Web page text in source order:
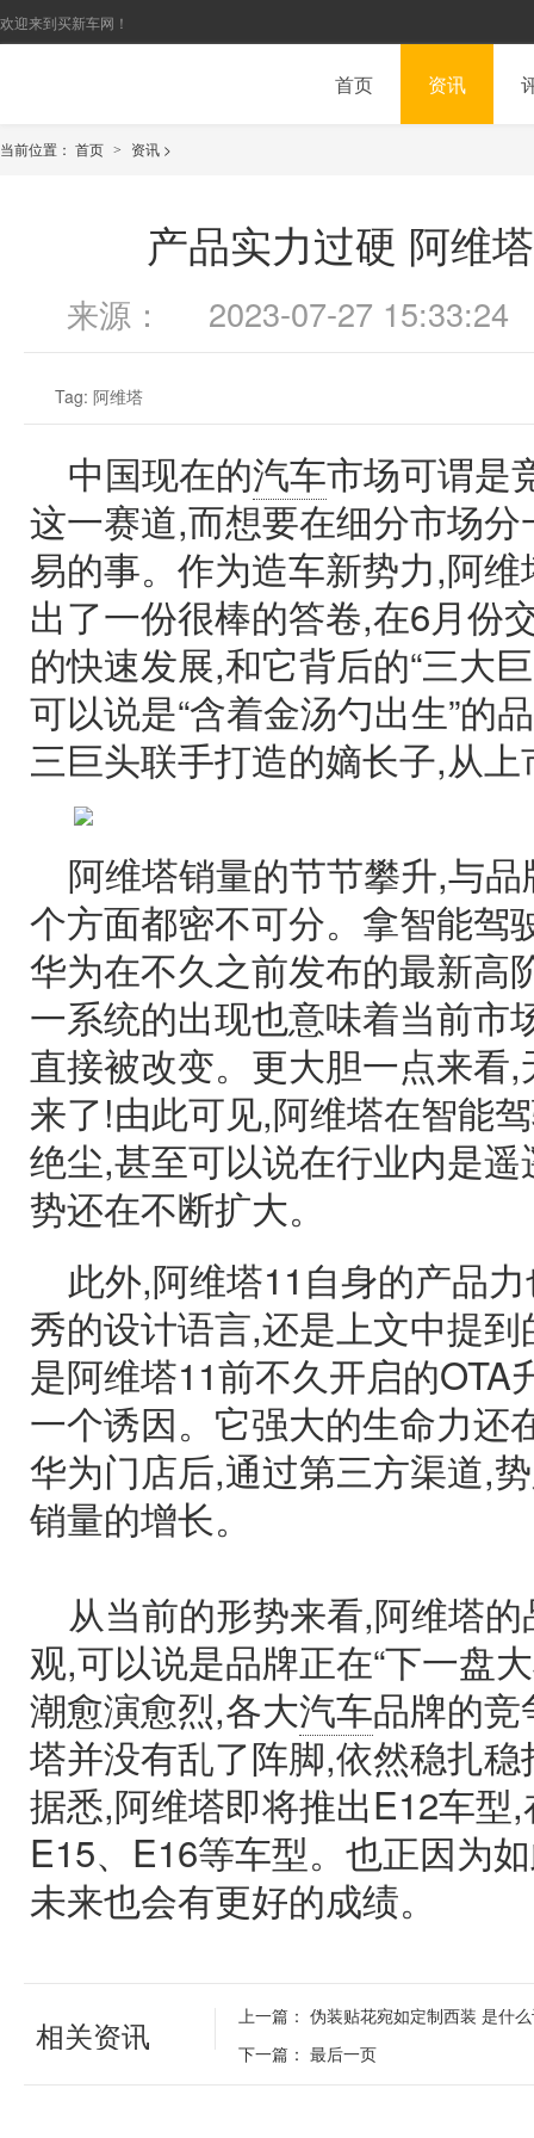
欢迎来到买新车网！
首页 资讯
当前位置： 首页 > 资讯 >
产品实力过硬 阿维
来源： 2023-07-27 15:33:24
Tag: 阿维塔
中国现在的汽车市场可谓是
这一赛道,而想要在细分市场
易的事。作为造车新势力,阿
出了一份很棒的答卷,在6月份
的快速发展,和它背后的“三大
可以说是“含着金汤勺出生”的
三巨头联手打造的嫡长子,从
阿维塔销量的节节攀升,与
个方面都密不可分。拿智能驾
华为在不久之前发布的最新高
一系统的出现也意味着当前市
直接被改变。更大胆一点来看
来了!由此可见,阿维塔在智能
绝尘,甚至可以说在行业内是
势还在不断扩大。
此外,阿维塔11自身的产品
秀的设计语言,还是上文中提
是阿维塔11前不久开启的OTA
一个诱因。它强大的生命力还
华为门店后,通过第三方渠道,
销量的增长。
从当前的形势来看,阿维塔
观,可以说是品牌正在“下一盘
潮愈演愈烈,各大汽车品牌的
塔并没有乱了阵脚,依然稳扎
据悉,阿维塔即将推出E12车型
E15、E16等车型。也正因为
未来也会有更好的成绩。
相关资讯